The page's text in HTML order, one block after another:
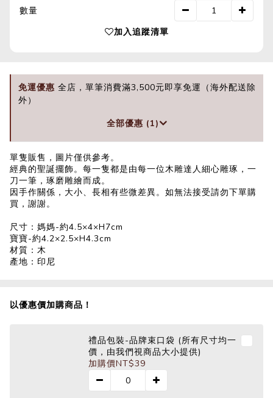
數量
加入追蹤清單
免運優惠 全店，單筆消費滿3,500元即享免運（海外配送除
外）
全部優惠 (1)
單隻販售，圖片僅供參考。
經典的聖誕擺飾。每一隻都是由每一位木雕達人細心雕琢，一
刀一筆，琢磨雕繪而成。
因手作關係，大小、長相有些微差異。如無法接受請勿下單購
買，謝謝。
尺寸：媽媽-約4.5×4×H7cm
寶寶-約4.2×2.5×H4.3cm
材質：木
產地：印尼
以優惠價加購商品！
禮品包裝-品牌束口袋 (所有尺寸均一
價，由我們視商品大小提供)
加購價NT$39